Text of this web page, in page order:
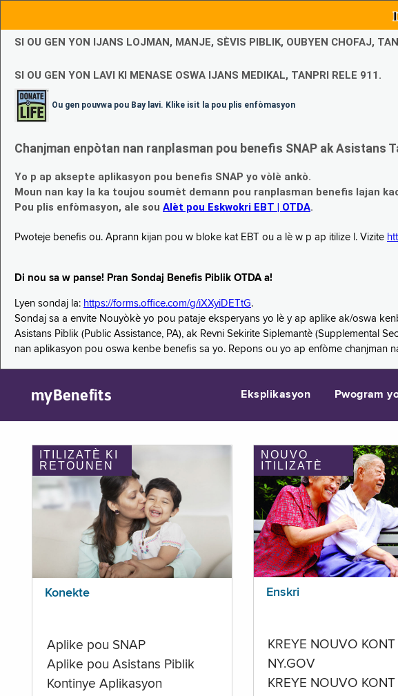
SI OU GEN YON IJANS LOJMAN, MANJE, SÈVIS PIBLIK, OUBYEN CHOFAJ,
SI OU GEN YON LAVI KI MENASE OSWA IJANS MEDIKAL, TANPRI RELE 911.
Ou gen pouvwa pou Bay lavi. Klike isit la pou plis enfòmasyon
Chanjman enpòtan nan ranplasman pou benefis SNAP ak Asistans
Yo p ap aksepte aplikasyon pou benefis SNAP yo vòlè ankò.
Moun nan kay la ka toujou soumèt demann pou ranplasman benefis lajan
Pou plis enfòmasyon, ale sou Alèt pou Eskwokri EBT | OTDA.
Pwoteje benefis ou. Aprann kijan pou w bloke kat EBT ou a lè w p ap itilize l. Vizite
Di nou sa w panse! Pran Sondaj Benefis Piblik OTDA a!
Lyen sondaj la: https://forms.office.com/g/iXXyiDETtG.
Sondaj sa a envite Nouyòkè yo pou pataje eksperyans yo lè y ap aplike ak/oswa
Asistans Piblik (Public Assistance, PA), ak Revni Sekirite Siplemantè (Supplemental
nan aplikasyon pou oswa kenbe benefis sa yo. Repons ou yo ap enfòme chanjman
myBenefits Eksplikasyon Pwogram
ITILIZATÈ KI
RETOUNEN
Konekte
Aplike pou SNAP
Aplike pou Asistans Piblik
Kontinye Aplikasyon
NOUVO
ITILIZATÈ
Enskri
KREYE NOUVO KONT
NY.GOV
KREYE NOUVO KONT